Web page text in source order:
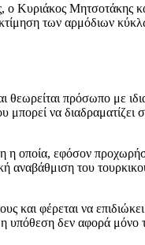
Κυριάκος Μητσοτάκης
των αρμόδιων
πρόσωπο με
να διαδραματίζει
οποία, εφόσον
του
και φέρεται να
δεν αφορά μόνο